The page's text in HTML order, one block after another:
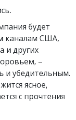
будет
каналам США,
и других
–
и убедительным.
ясное,
с прочтения